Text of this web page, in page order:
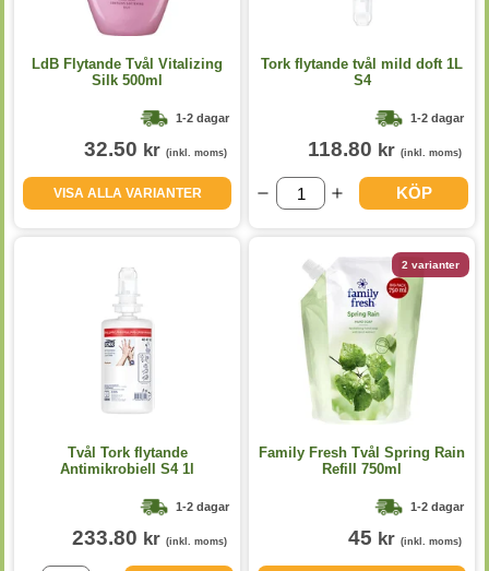
LdB Flytande Tvål Vitalizing
Silk 500ml
1-2 dagar
32.50 kr (inkl. moms)
VISA ALLA VARIANTER
Tork flytande tvål mild doft 1L
S4
1-2 dagar
118.80 kr (inkl. moms)
KÖP
Tvål Tork flytande
Antimikrobiell S4 1l
1-2 dagar
233.80 kr (inkl. moms)
2 varianter
Family Fresh Tvål Spring Rain
Refill 750ml
1-2 dagar
45 kr (inkl. moms)